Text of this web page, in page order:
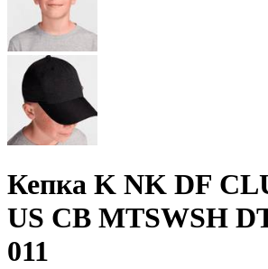
Кепка K NK DF
US CB MTSWSH
011